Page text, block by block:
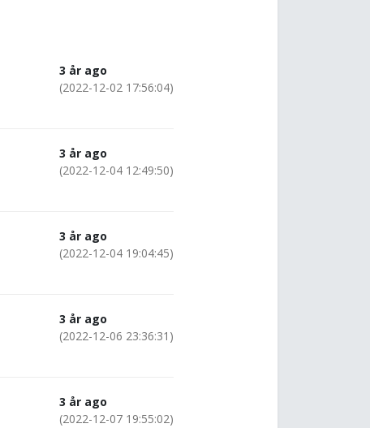
3 år ago
(2022-12-02 17:56:04)
3 år ago
(2022-12-04 12:49:50)
3 år ago
(2022-12-04 19:04:45)
3 år ago
(2022-12-06 23:36:31)
3 år ago
(2022-12-07 19:55:02)